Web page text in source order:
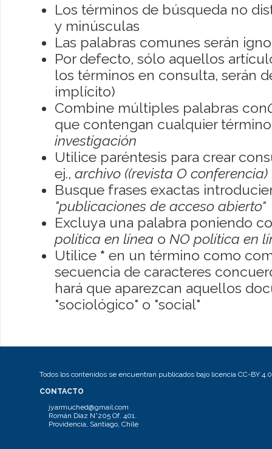
Los términos de búsqueda no
y minúsculas
Las palabras comunes serán
Por defecto, sólo aquellos
los términos en consulta, serán
implícito)
Combine múltiples palabras con
que contengan cualquier
investigación
Utilice paréntesis para crear
ej., archivo ((revista O conferencia)
Busque frases exactas
"publicaciones de acceso abierto"
Excluya una palabra poniendo
política en línea o NO política en
Utilice * en un término como
secuencia de caracteres
hará que aparezcan aquellos
"sociológico" o "social"
Todos los contenidos se encuentran publicados bajo licencia CC-BY 4.0
CONTACTO
jyarmuched@gmail.com
Román Díaz N°205 Of. 401.
Providencia, Santiago, Chile